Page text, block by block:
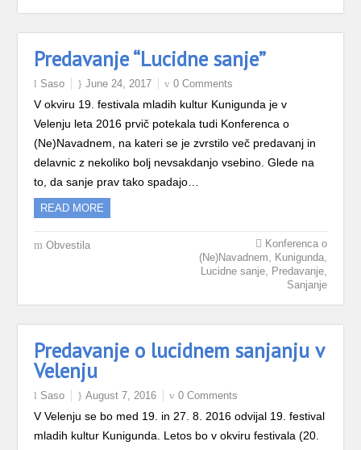
Predavanje “Lucidne sanje”
Saso June 24, 2017 0 Comments
V okviru 19. festivala mladih kultur Kunigunda je v
Velenju leta 2016 prvič potekala tudi Konferenca o
(Ne)Navadnem, na kateri se je zvrstilo več predavanj in
delavnic z nekoliko bolj nevsakdanjo vsebino. Glede na
to, da sanje prav tako spadajo…
READ MORE
Obvestila
Konferenca o
(Ne)Navadnem
Kunigunda,
Lucidne sanje, Predavanje,
Sanjanje
Predavanje o lucidnem sanjanju v
Velenju
Saso August 7, 2016 0 Comments
V Velenju se bo med 19. in 27. 8. 2016 odvijal 19. festival
mladih kultur Kunigunda. Letos bo v okviru festivala (20.